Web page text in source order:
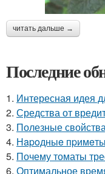
читать дальше →
Последние
1. Интересная идея
2. Средства от
3. Полезные
4. Нapoдныe
5. Почему томаты
6. Оптимальное